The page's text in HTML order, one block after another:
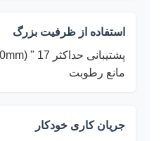
استفاده از ظرفیت بزرگ
مانع رطوبت
جریان کاری خودکار